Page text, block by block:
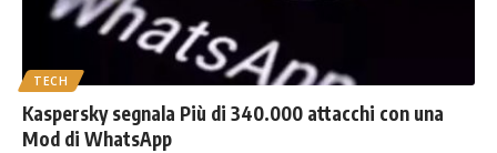
TECH
Kaspersky segnala Più di 340.000 attacchi con una
Mod di WhatsApp